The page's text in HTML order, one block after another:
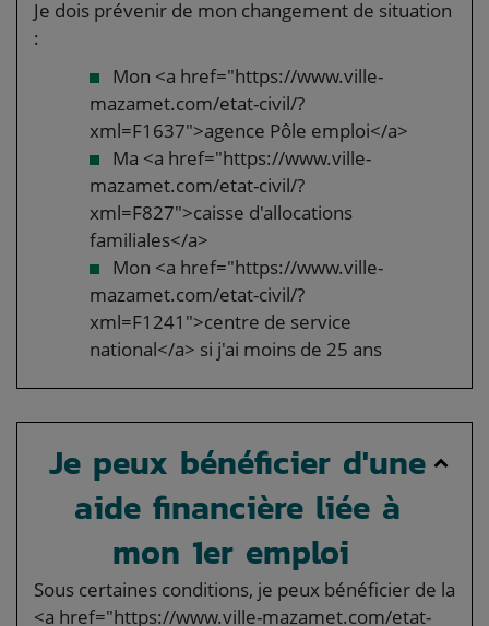
Je dois prévenir de mon changement de situation
:
Mon <a href="https://www.ville-
mazamet.com/etat-civil/?
xml=F1637">agence Pôle emploi</a>
Ma <a href="https://www.ville-
mazamet.com/etat-civil/?
xml=F827">caisse d'allocations
familiales</a>
Mon <a href="https://www.ville-
mazamet.com/etat-civil/?
xml=F1241">centre de service
national</a> si j'ai moins de 25 ans
Je peux bénéficier d'une
aide financière liée à
mon 1er emploi
Sous certaines conditions, je peux bénéficier de la
<a href="https://www.ville-mazamet.com/etat-